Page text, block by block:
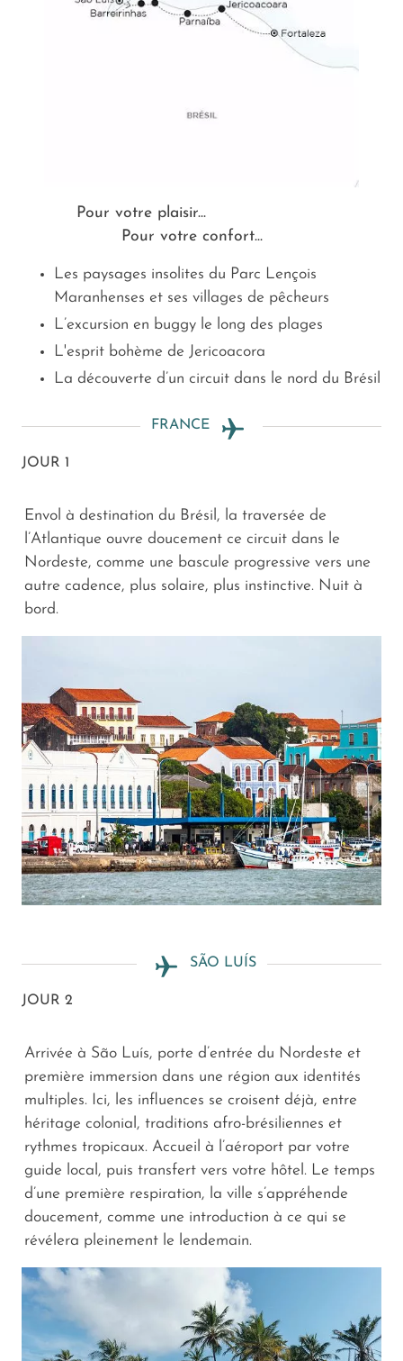
Pour votre plaisir...
Pour votre confort...
Les paysages insolites du Parc Lençois
Maranhenses et ses villages de pêcheurs
L’excursion en buggy le long des plages
L'esprit bohème de Jericoacora
La découverte d’un circuit dans le nord du Brésil
FRANCE
JOUR 1
Envol à destination du Brésil, la traversée de
l’Atlantique ouvre doucement ce circuit dans le
Nordeste, comme une bascule progressive vers une
autre cadence, plus solaire, plus instinctive. Nuit à
bord.
SÃO LUÍS
JOUR 2
Arrivée à São Luís, porte d’entrée du Nordeste et
première immersion dans une région aux identités
multiples. Ici, les influences se croisent déjà, entre
héritage colonial, traditions afro-brésiliennes et
rythmes tropicaux. Accueil à l’aéroport par votre
guide local, puis transfert vers votre hôtel. Le temps
d’une première respiration, la ville s’appréhende
doucement, comme une introduction à ce qui se
révélera pleinement le lendemain.